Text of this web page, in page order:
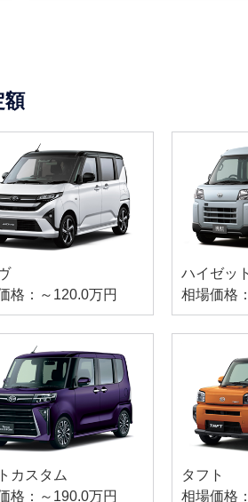
額
格：～120.0万円
ハイゼッ
相場価格
カスタム
格：～190.0万円
タフト
相場価格